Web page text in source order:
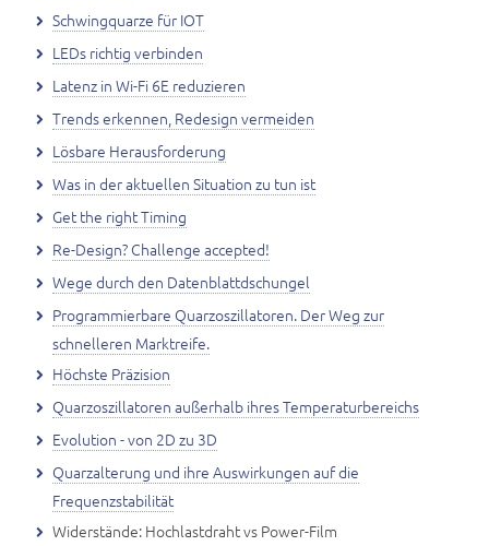
Schwingquarze für IOT
LEDs richtig verbinden
Latenz in Wi-Fi 6E reduzieren
Trends erkennen, Redesign vermeiden
Lösbare Herausforderung
Was in der aktuellen Situation zu tun ist
Get the right Timing
Re-Design? Challenge accepted!
Wege durch den Datenblattdschungel
Programmierbare Quarzoszillatoren. Der Weg zur
schnelleren Marktreife.
Höchste Präzision
Quarzoszillatoren außerhalb ihres Temperaturbereichs
Evolution - von 2D zu 3D
Quarzalterung und ihre Auswirkungen auf die
Frequenzstabilität
Widerstände: Hochlastdraht vs Power-Film